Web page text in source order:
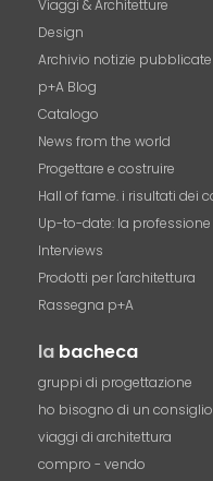
Viaggi & Architetture
Design
Archivio notizie
p+A Blog
Catalogo
News from the world
Progettare e costruire
Hall of fame. i risultati dei
Up-to-date: la
Interviews
Prodotti per l'architettura
Rassegna p+A
la bacheca
gruppi di progettazione
ho bisogno di un consiglio
viaggi di architettura
compro - vendo